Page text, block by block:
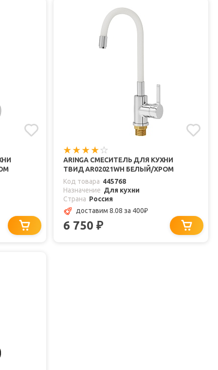
ARINGA СМЕСИТЕЛЬ ДЛЯ КУХНИ
ТВИД AR02021WH БЕЛЫЙ/ХРОМ
Код товара 445768
Назначение Для кухни
Страна Россия
доставим 8.08 за 400₽
6 750 ₽